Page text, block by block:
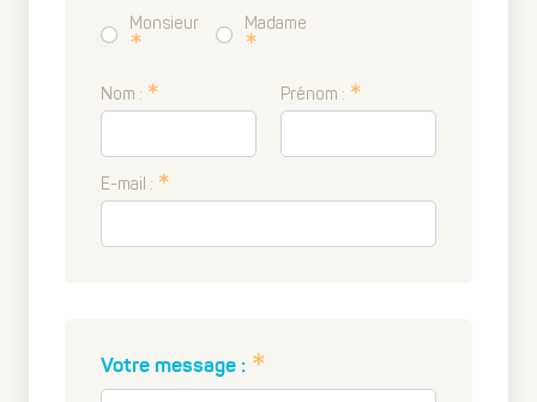
Monsieur
Madame
Nom : Prénom :
E-mail :
Votre message :